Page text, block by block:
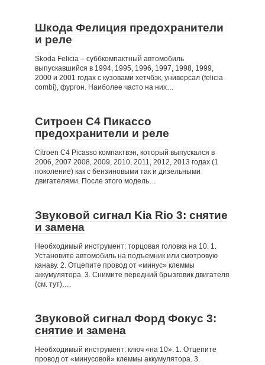
Шкода Фелиция предохранители
и реле
Skoda Felicia – суббкомпактный автомобиль
выпускавшийся в 1994, 1995, 1996, 1997, 1998, 1999,
2000 и 2001 годах с кузовами хетчбэк, универсал (felicia
combi), фургон. Наиболее часто на них…
Ситроен С4 Пикассо
предохранители и реле
Citroen C4 Picasso компактвэн, который выпускался в
2006, 2007 2008, 2009, 2010, 2011, 2012, 2013 годах (1
поколение) как с бензиновыми так и дизельными
двигателями. После этого модель…
Звуковой сигнал Kia Rio 3: снятие
и замена
Необходимый инструмент: торцовая головка на 10. 1.
Установите автомобиль на подъемник или смотровую
канаву. 2. Отцепите провод от «минус» клеммы
аккумулятора. 3. Снимите передний брызговик двигателя
(см. тут)….
Звуковой сигнал Форд Фокус 3:
снятие и замена
Необходимый инструмент: ключ «на 10». 1. Отцепите
провод от «минусовой» клеммы аккумулятора. 3.